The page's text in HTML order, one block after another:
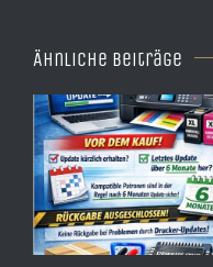
Ähnliche Beiträge